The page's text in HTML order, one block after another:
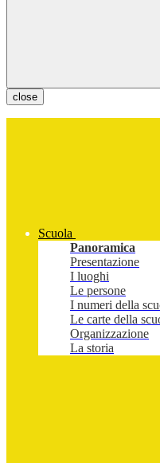
close
Scuola
Panoramica
Presentazione
I luoghi
Le persone
I numeri della
Le carte della
Organizzazione
La storia